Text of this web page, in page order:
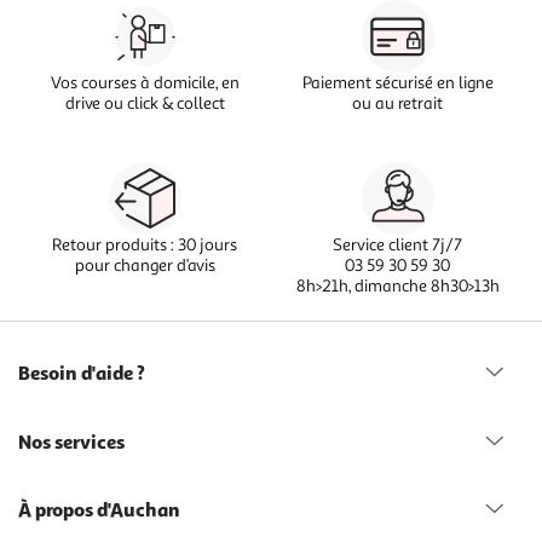
Vos courses à domicile, en
drive ou click & collect
Paiement sécurisé en ligne
ou au retrait
Retour produits : 30 jours
pour changer d’avis
Service client 7j/7
03 59 30 59 30
8h>21h, dimanche 8h30>13h
Besoin d'aide ?
Nos services
À propos d'Auchan